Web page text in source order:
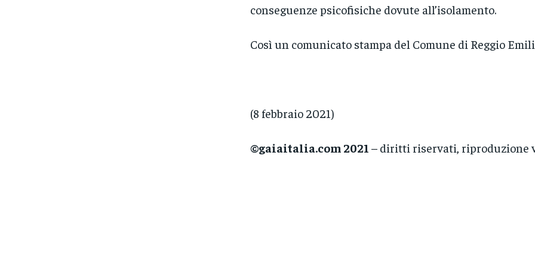
conseguenze psicofisiche dovute all’isolamento.
Così un comunicato stampa del Comune di Reggio
(8 febbraio 2021)
©gaiaitalia.com 2021 – diritti riservati, riproduzione